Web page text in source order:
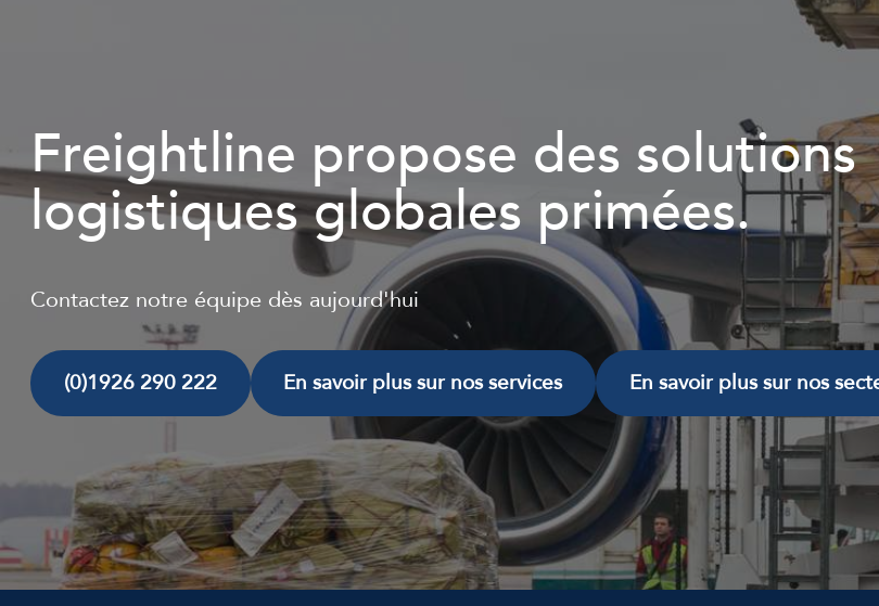
Freightline propose des solutions
logistiques globales primées.
Contactez notre équipe dès aujourd'hui
(0)1926 290 222 En savoir plus sur nos services En savoir plus sur nos